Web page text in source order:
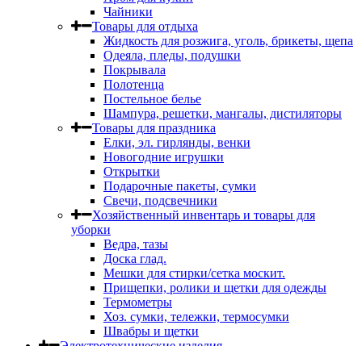
Чайники
Товары для отдыха
Жидкость для розжига, уголь, брикеты, щепа
Одеяла, пледы, подушки
Покрывала
Полотенца
Постельное белье
Шампура, решетки, мангалы, дистиляторы
Товары для праздника
Елки, эл. гирлянды, венки
Новогодние игрушки
Открытки
Подарочные пакеты, сумки
Свечи, подсвечники
Хозяйственный инвентарь и товары для
уборки
Ведра, тазы
Доска глад.
Мешки для стирки/сетка москит.
Прищепки, ролики и щетки для одежды
Термометры
Хоз. сумки, тележки, термосумки
Швабры и щетки